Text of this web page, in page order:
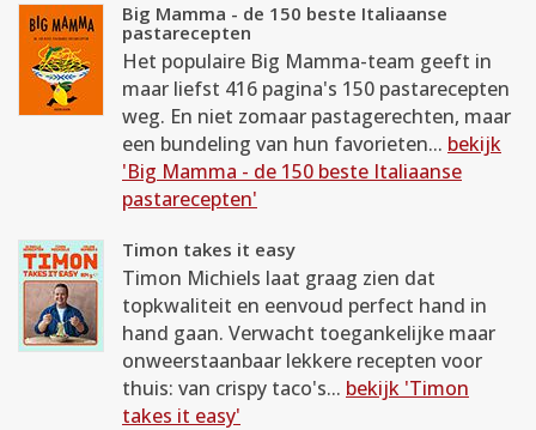
Big Mamma - de 150 beste Italiaanse
pastarecepten
Het populaire Big Mamma-team geeft in
maar liefst 416 pagina's 150 pastarecepten
weg. En niet zomaar pastagerechten, maar
een bundeling van hun favorieten... bekijk
'Big Mamma - de 150 beste Italiaanse
pastarecepten'
Timon takes it easy
Timon Michiels laat graag zien dat
topkwaliteit en eenvoud perfect hand in
hand gaan. Verwacht toegankelijke maar
onweerstaanbaar lekkere recepten voor
thuis: van crispy taco's... bekijk 'Timon
takes it easy'